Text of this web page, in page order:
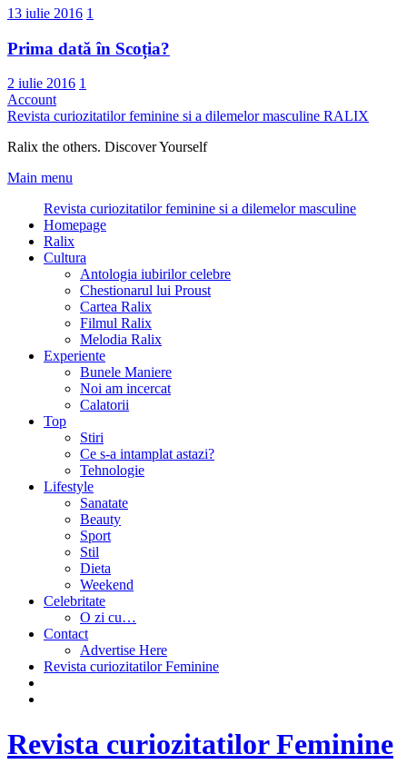
13 iulie 2016 1
Prima dată în Scoția?
2 iulie 2016 1
Account
Revista curiozitatilor feminine si a dilemelor masculine RALIX
Ralix the others. Discover Yourself
Main menu
Revista curiozitatilor feminine si a dilemelor masculine
Homepage
Ralix
Cultura
Antologia iubirilor celebre
Chestionarul lui Proust
Cartea Ralix
Filmul Ralix
Melodia Ralix
Experiente
Bunele Maniere
Noi am incercat
Calatorii
Top
Stiri
Ce s-a intamplat astazi?
Tehnologie
Lifestyle
Sanatate
Beauty
Sport
Stil
Dieta
Weekend
Celebritate
O zi cu…
Contact
Advertise Here
Revista curiozitatilor Feminine
Revista curiozitatilor Feminine